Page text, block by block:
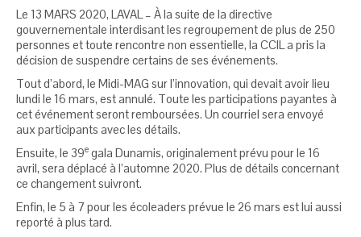
Le 13 MARS 2020, LAVAL – À la suite de la directive
gouvernementale interdisant les regroupement de plus de 250
personnes et toute rencontre non essentielle, la CCIL a pris la
décision de suspendre certains de ses événements.
Tout d’abord, le Midi-MAG sur l’innovation, qui devait avoir lieu
lundi le 16 mars, est annulé. Toute les participations payantes à
cet événement seront remboursées. Un courriel sera envoyé
aux participants avec les détails.
Ensuite, le 39e gala Dunamis, originalement prévu pour le 16
avril, sera déplacé à l’automne 2020. Plus de détails concernant
ce changement suivront.
Enfin, le 5 à 7 pour les écoleaders prévue le 26 mars est lui aussi
reporté à plus tard.